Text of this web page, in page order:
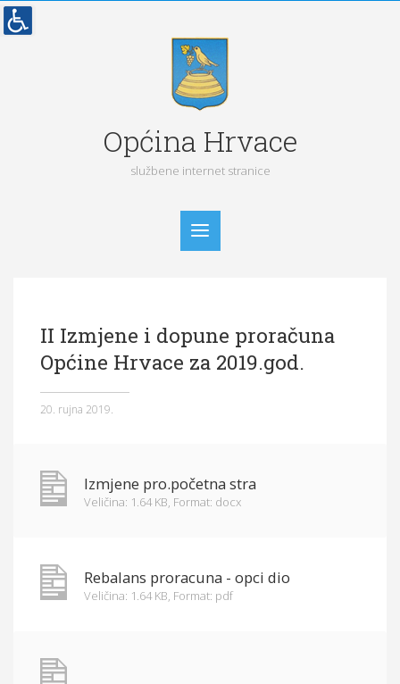
Općina Hrvace
službene internet stranice
Vijesti
Obavijesti
Općina Hrvace
Dokumenti
II Izmjene i dopune proračuna
Općine Hrvace za 2019.god.
20. rujna 2019.
Izmjene pro.početna stra
Veličina: 1.64 KB, Format: docx
Rebalans proracuna - opci dio
Veličina: 1.64 KB, Format: pdf